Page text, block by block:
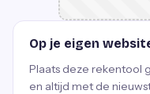
Op je eigen
Plaats deze rekentool
en altijd met de